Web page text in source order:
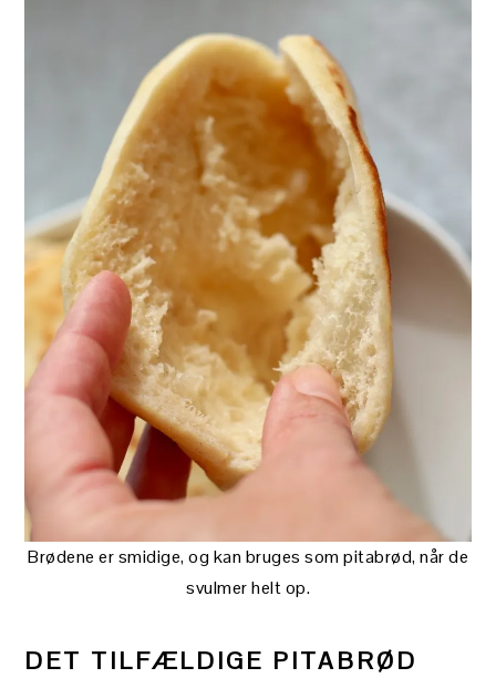
Brødene er smidige, og kan bruges som pitabrød, når de
svulmer helt op.
DET TILFÆLDIGE PITABRØD